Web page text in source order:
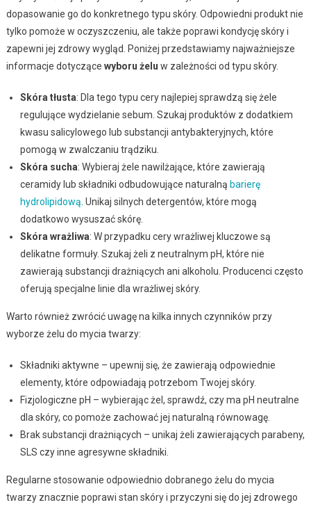
dopasowanie go do konkretnego typu skóry. Odpowiedni produkt nie
tylko pomoże w oczyszczeniu, ale także poprawi kondycję skóry i
zapewni jej zdrowy wygląd. Poniżej przedstawiamy najważniejsze
informacje dotyczące wyboru żelu w zależności od typu skóry.
Skóra tłusta: Dla tego typu cery najlepiej sprawdzą się żele
regulujące wydzielanie sebum. Szukaj produktów z dodatkiem
kwasu salicylowego lub substancji antybakteryjnych, które
pomogą w zwalczaniu trądziku.
Skóra sucha: Wybieraj żele nawilżające, które zawierają
ceramidy lub składniki odbudowujące naturalną barierę
hydrolipidową . Unikaj silnych detergentów, które mogą
dodatkowo wysuszać skórę.
Skóra wrażliwa: W przypadku cery wrażliwej kluczowe są
delikatne formuły. Szukaj żeli z neutralnym pH, które nie
zawierają substancji drażniących ani alkoholu. Producenci często
oferują specjalne linie dla wrażliwej skóry.
Warto również zwrócić uwagę na kilka innych czynników przy
wyborze żelu do mycia twarzy:
Składniki aktywne – upewnij się, że zawierają odpowiednie
elementy, które odpowiadają potrzebom Twojej skóry.
Fizjologiczne pH – wybierając żel, sprawdź, czy ma pH neutralne
dla skóry, co pomoże zachować jej naturalną równowagę.
Brak substancji drażniących – unikaj żeli zawierających parabeny,
SLS czy inne agresywne składniki.
Regularne stosowanie odpowiednio dobranego żelu do mycia
twarzy znacznie poprawi stan skóry i przyczyni się do jej zdrowego